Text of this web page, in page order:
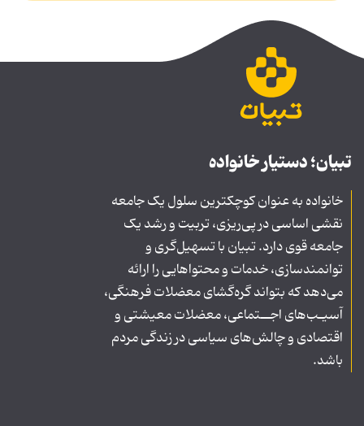
تبیان؛ دستیار خانواده
خانواده به عنوان کوچکترین سلول یک جامعه
نقشی اساسی در پی‌ریزی، تربیت و رشد یک
جامعه قوی دارد. تبیان با تسهیل‌گری و
توانمندسازی، خدمات و محتواهایی را ارائه
می‌دهد که بتواند گره‌گشای معضلات فرهنگی،
آسیـب‌های اجــتماعی، معضلات معیشتی و
اقتصادی و چالش‌های سیاسی در زندگی مردم
باشد.